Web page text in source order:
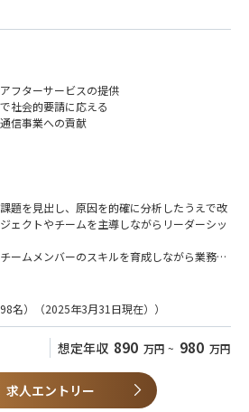
ーション文化の世界の創造に向けて常に挑戦
後も進化し続けるため、自ら考え、自ら行動
ョナル人材を求めています。
ぜんをお届けするアフターサービスのプロジ
携わることができます。
グデータを活用し、効率的かつお客さまに喜
とができます。
ロフェッショナル人材と協働することを通
幅広い人脈形成ができます。
業務・意向）により異なる）
組織となります。
2022/06/24/220624a.html
長等から出社を命じられる場合有
所に出社
手町一丁目5番1号大手町ファーストスクエ
フターサービスの提供
社会的要請に応える
信事業への貢献
まに提供するスマートフォンの調達業務
予測AIシステムの機能改善、求償予測業務
収支計画）、パートナーとの交渉戦略策定
交渉、契約業務、資産管理業務
測をベースに効果的かつ効率的な調達を行う
た上で調達コストを低減し、CSと利益の両立
改善業務、ケータイ補償用交換端末調達業
計業務）
求償予測システムを運用・改善する
題を見出し、原因を的確に分析したうえで改
ェクトやチームを主導しながらリーダーシッ
ームメンバーのスキルを育成しながら業務を
内外を問わず円滑なコミュニケーションが図
方
）
関連）の経験（2年以上）
の経験（2年以上）
名）（2025年3月31日現在））
想定年収 890 万円 ~ 980 万円
求人エントリー